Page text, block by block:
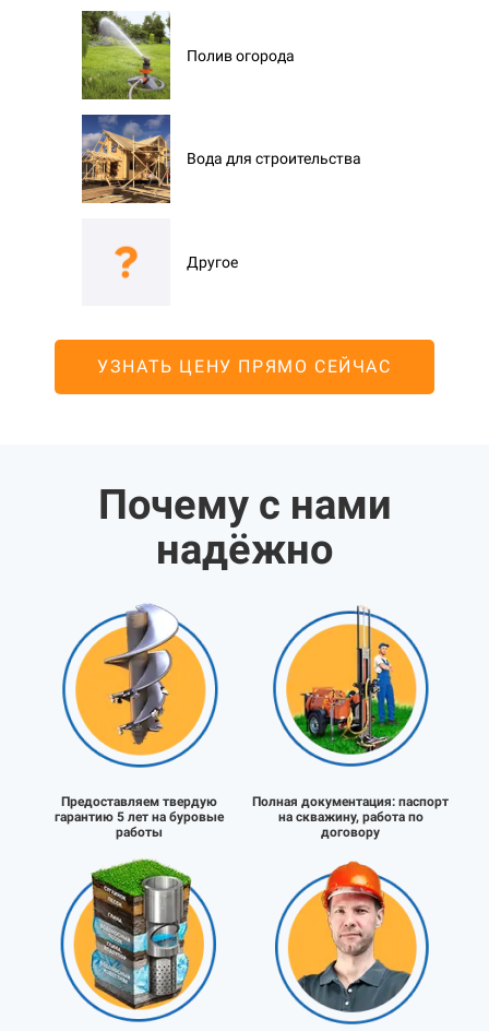
Полив огорода
Вода для строительства
Другое
УЗНАТЬ ЦЕНУ ПРЯМО СЕЙЧАС
Почему с нами
надёжно
Предоставляем твердую
гарантию 5 лет на буровые
работы
Полная документация: паспорт
на скважину, работа по
договору